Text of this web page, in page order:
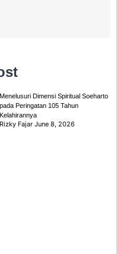
Menelusuri Dimensi Spiritual Soeharto
pada Peringatan 105 Tahun
Kelahirannya
Rizky FajarJune 8, 2026